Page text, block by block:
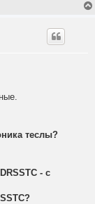
теслы?
- с